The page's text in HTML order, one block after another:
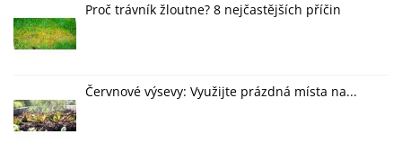
Proč trávník žloutne? 8 nejčastějších příčin
Červnové výsevy: Využijte prázdná místa na...